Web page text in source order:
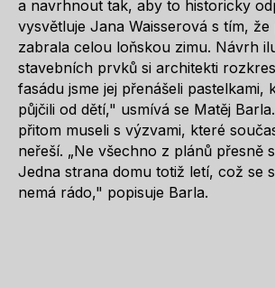
a navrhnout tak, aby to historicky
vysvětluje Jana Waisserová s tím, že
zabrala celou loňskou zimu. Návrh
stavebních prvků si architekti
fasádu jsme jej přenášeli pastelkami,
půjčili od dětí," usmívá se Matěj
přitom museli s výzvami, které
neřeší. „Ne všechno z plánů přesně
Jedna strana domu totiž letí, což se
nemá rádo," popisuje Barla.